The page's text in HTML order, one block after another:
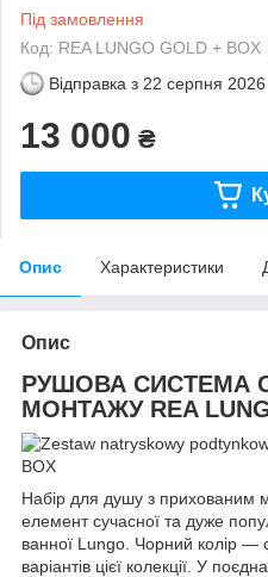
Під замовлення
Код: REA LUNGO GOLD + BOX
Відправка з 22 серпня 2026
13 000 ₴
Опис Характеристики
Опис
РУШОВА СИСТЕМА
МОНТАЖУ REA
Набір для душу з
елемент сучасної та дуже
ванної Lungo. Чорний колір —
варіантів цієї колекції. У